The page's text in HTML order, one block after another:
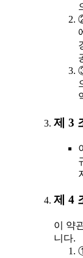
제 3
제 4
이 약
니다.